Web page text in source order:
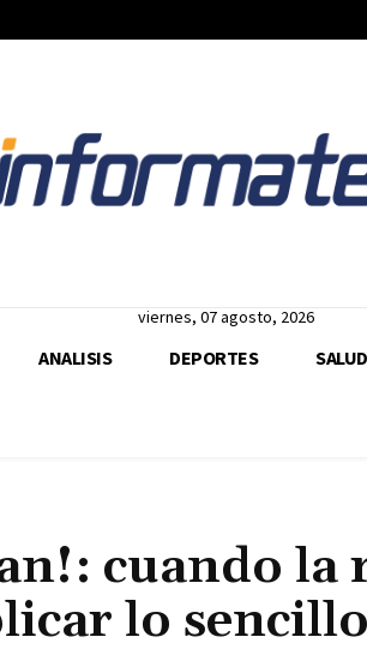
viernes, 07 agosto, 2026
ANALISIS DEPORTES SALUD
cuando la
lo sencillo